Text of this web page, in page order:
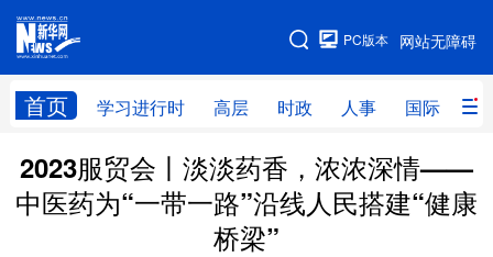
网站无障碍
PC版本
首页 学习进行时 高层 时政 人事 国际 财
网站地图
学习进行时 高层 时政 人事
国际 财经 网评 港澳
2023服贸会丨淡淡药香，浓浓深情——
中医药为“一带一路”沿线人民搭建“健康
桥梁”